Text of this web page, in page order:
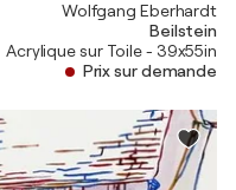
Wolfgang Eberhardt
Beilstein
Acrylique sur Toile - 39x55in
Prix sur demande